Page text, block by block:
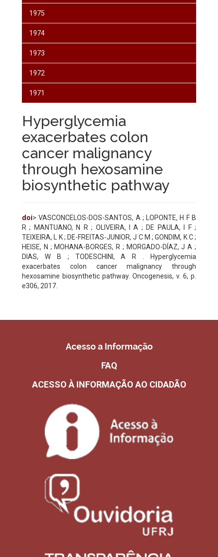
1975
1974
1973
1972
1971
Hyperglycemia
exacerbates colon
cancer malignancy
through hexosamine
biosynthetic pathway
doi> VASCONCELOS-DOS-SANTOS, A ; LOPONTE, H F B
R ; MANTUANO, N R ; OLIVEIRA, I A ; DE PAULA, I F ;
TEIXEIRA, L K ; DE-FREITAS-JUNIOR, J C M ; GONDIM, K C ;
HEISE, N ; MOHANA-BORGES, R ; MORGADO-DÍAZ, J A ;
DIAS, W B ; TODESCHINI, A R . Hyperglycemia
exacerbates colon cancer malignancy through
hexosamine biosynthetic pathway. Oncogenesis, v. 6, p.
e306, 2017.
Acesso a Informação
FAQ
ACESSO À INFORMAÇÃO AO CIDADÃO